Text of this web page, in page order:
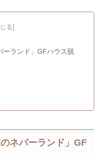
ーランド」GFハウス脱
ネバーランド」GF